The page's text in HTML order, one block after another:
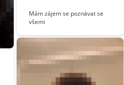
Mám zájem se poznávat se
všemi